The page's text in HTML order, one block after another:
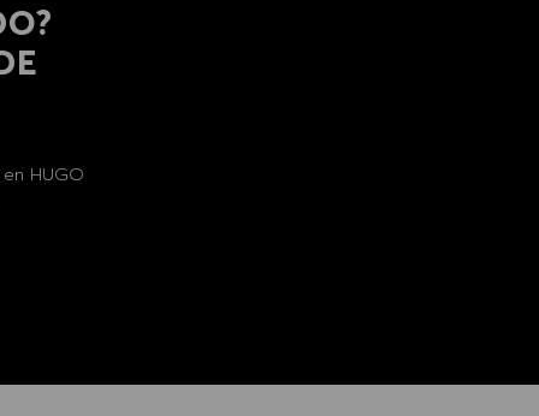
HUGO